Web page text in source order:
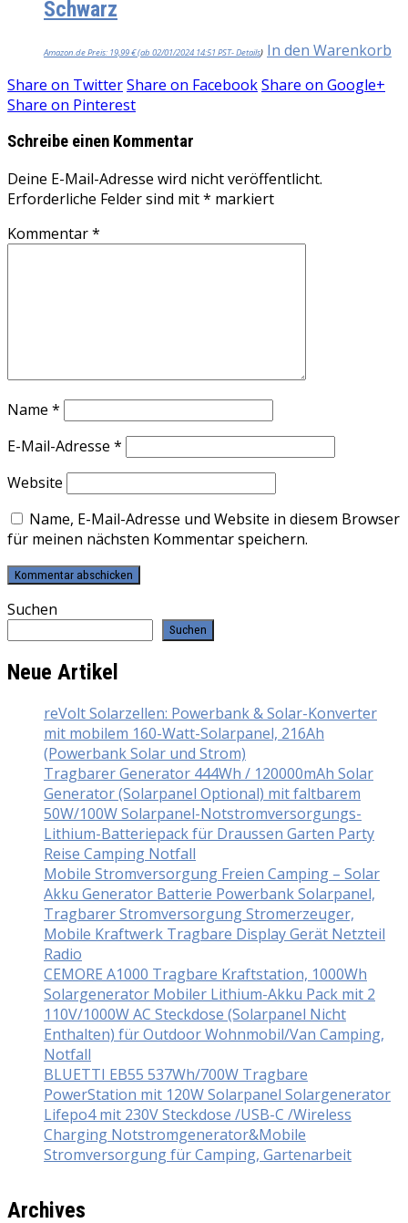
Schwarz
Amazon.de Preis: 19,99€(ab 02/01/2024 14:51 PST-Details) In den Warenkorb
Share on TwitterShare on FacebookShare on Google+
Share on Pinterest
Schreibe einen Kommentar
Deine E-Mail-Adresse wird nicht veröffentlicht.
Erforderliche Felder sind mit* markiert
Kommentar*
Name *
E-Mail-Adresse *
Website
Name, E-Mail-Adresse und Website in diesem Browser
für meinen nächsten Kommentar speichern.
Suchen
Suchen
Neue Artikel
reVolt Solarzellen: Powerbank & Solar-Konverter
mit mobilem 160-Watt-Solarpanel, 216Ah
(Powerbank Solar und Strom)
Tragbarer Generator 444Wh / 120000mAh Solar
Generator (Solarpanel Optional) mit faltbarem
50W/100W Solarpanel-Notstromversorgungs-
Lithium-Batteriepack für Draussen Garten Party
Reise Camping Notfall
Mobile Stromversorgung Freien Camping – Solar
Akku Generator Batterie Powerbank Solarpanel,
Tragbarer Stromversorgung Stromerzeuger,
Mobile Kraftwerk Tragbare Display Gerät Netzteil
Radio
CEMORE A1000 Tragbare Kraftstation, 1000Wh
Solargenerator Mobiler Lithium-Akku Pack mit 2
110V/1000W AC Steckdose (Solarpanel Nicht
Enthalten) für Outdoor Wohnmobil/Van Camping,
Notfall
BLUETTI EB55 537Wh/700W Tragbare
PowerStation mit 120W Solarpanel Solargenerator
Lifepo4 mit 230V Steckdose /USB-C /Wireless
Charging Notstromgenerator&Mobile
Stromversorgung für Camping, Gartenarbeit
Archives